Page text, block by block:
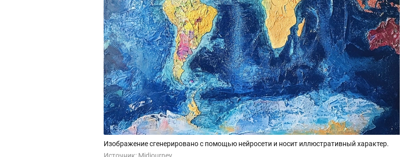
Изображение сгенерировано с помощью нейросети и носит иллюстративный характер.